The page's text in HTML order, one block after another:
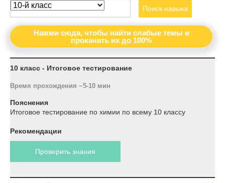
Поиск навыка
Нажми сюда, чтобы найти слабые темы и
прокачать их до 100%
10 класс - Итоговое тестирование
Время прохождения ~5-10 мин
Пояснения
Итоговое тестирование по химии по всему 10 классу
Рекомендации
Проверить знания